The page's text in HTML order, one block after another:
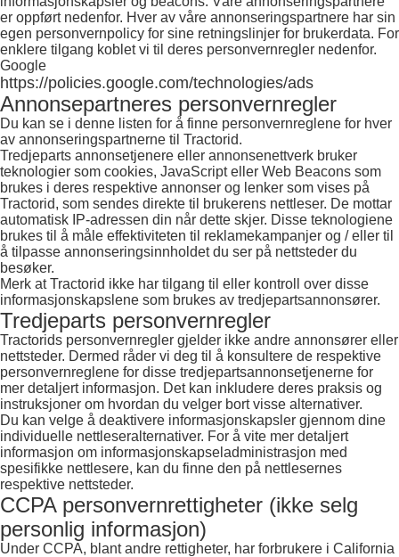
er oppført nedenfor. Hver av våre annonseringspartnere har sin
egen personvernpolicy for sine retningslinjer for brukerdata. For
enklere tilgang koblet vi til deres personvernregler nedenfor.
Google
https://policies.google.com/technologies/ads
Annonsepartneres personvernregler
Du kan se i denne listen for å finne personvernreglene for hver
av annonseringspartnerne til Tractorid.
Tredjeparts annonsetjenere eller annonsenettverk bruker
teknologier som cookies, JavaScript eller Web Beacons som
brukes i deres respektive annonser og lenker som vises på
Tractorid, som sendes direkte til brukerens nettleser. De mottar
automatisk IP-adressen din når dette skjer. Disse teknologiene
brukes til å måle effektiviteten til reklamekampanjer og / eller til
å tilpasse annonseringsinnholdet du ser på nettsteder du
besøker.
Merk at Tractorid ikke har tilgang til eller kontroll over disse
informasjonskapslene som brukes av tredjepartsannonsører.
Tredjeparts personvernregler
Tractorids personvernregler gjelder ikke andre annonsører eller
nettsteder. Dermed råder vi deg til å konsultere de respektive
personvernreglene for disse tredjepartsannonsetjenerne for
mer detaljert informasjon. Det kan inkludere deres praksis og
instruksjoner om hvordan du velger bort visse alternativer.
Du kan velge å deaktivere informasjonskapsler gjennom dine
individuelle nettleseralternativer. For å vite mer detaljert
informasjon om informasjonskapseladministrasjon med
spesifikke nettlesere, kan du finne den på nettlesernes
respektive nettsteder.
CCPA personvernrettigheter (ikke selg
personlig informasjon)
Under CCPA, blant andre rettigheter, har forbrukere i California